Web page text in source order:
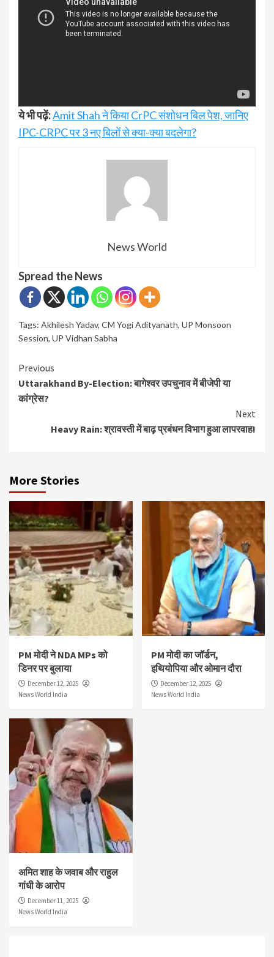
ये भी पढ़ें:Amit Shah ने किया CrPC संशोधन बिल पेश, जानिए
IPC-CRPC पर 3 नए बिलों से क्या-क्या बदलेगा?
News World
Spread the News
Tags: Akhilesh Yadav, CM Yogi Adityanath, UP Monsoon
Session, UP Vidhan Sabha
Continue
Reading
Previous
Uttarakhand By-Election: बागेश्वर उपचुनाव में बीजेपी या
कांग्रेस?
Next
Heavy Rain: श्रावस्ती में बाढ़ प्रबंधन विभाग हुआ लापरवाह!
More Stories
PM मोदी ने NDA MPs को
डिनर पर बुलाया
December 12, 2025
News World India
PM मोदी का जॉर्डन,
इथियोपिया और ओमान दौरा
December 12, 2025
News World India
अमित शाह के जवाब और राहुल
गांधी के आरोप
December 11, 2025
News World India